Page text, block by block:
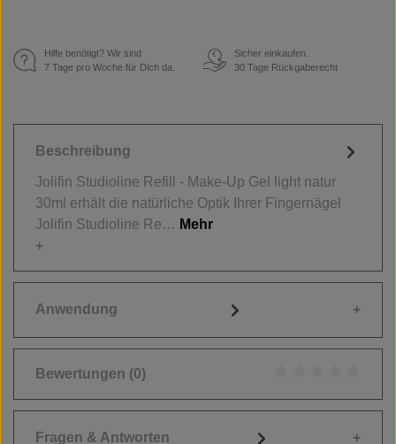
Hilfe benötigt? Wir sind
7 Tage pro Woche für Dich da.
€
Sicher einkaufen.
30 Tage Rückgaberecht
Beschreibung
Jolifin Studioline Refill - Make-Up Gel light natur
30ml erhält die natürliche Optik Ihrer Fingernägel
Jolifin Studioline Re… Mehr
Anwendung
Bewertungen (0)
Fragen & Antworten